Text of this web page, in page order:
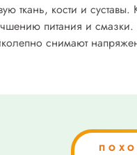
ткань, кости и
питания и
снимают